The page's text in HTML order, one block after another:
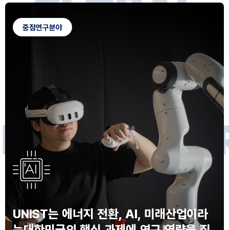
CA S
R
FU TU RE
NNOVATO
S
중점연구분야
UNIST는 에너지 전환, AI, 미래산업이라